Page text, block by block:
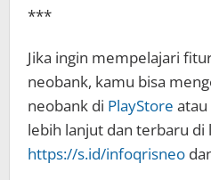
***
Jika ingin mempelajari
neobank, kamu bisa
neobank di PlayStore atau
lebih lanjut dan terbaru di
https://s.id/infoqrisneo